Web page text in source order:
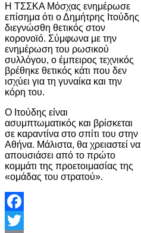
Η ΤΣΣΚΑ Μόσχας ενημέρωσε
επίσημα ότι ο Δημήτρης Ιτούδης
διεγνώσθη θετικός στον
κορονοϊό. Σύμφωνα με την
ενημέρωση του ρωσικού
συλλόγου, ο έμπειρος τεχνικός
βρέθηκε θετικός κάτι που δεν
ισχύει για τη γυναίκα και την
κόρη του.
Ο Ιτούδης είναι
ασυμπτωματικός και βρίσκεται
σε καραντίνα στο σπίτι του στην
Αθήνα. Μάλιστα, θα χρειαστεί να
απουσιάσει από το πρώτο
κομμάτι της προετοιμασίας της
«ομάδας του στρατού».
Facebook